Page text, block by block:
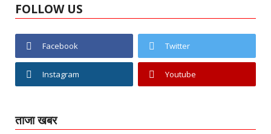
FOLLOW US
Facebook Twitter
Instagram Youtube
ताजा खबर